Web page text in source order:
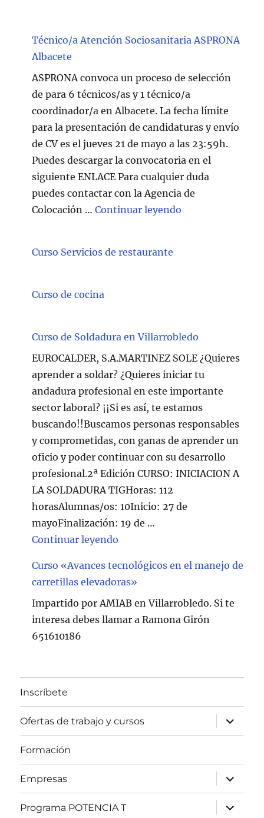
Técnico/a Atención Sociosanitaria ASPRONA
Albacete
ASPRONA convoca un proceso de selección
de para 6 técnicos/as y 1 técnico/a
coordinador/a en Albacete. La fecha límite
para la presentación de candidaturas y envío
de CV es el jueves 21 de mayo a las 23:59h.
Puedes descargar la convocatoria en el
siguiente ENLACE Para cualquier duda
puedes contactar con la Agencia de
Colocación …Continuar leyendo
Curso Servicios de restaurante
Curso de cocina
Curso de Soldadura en Villarrobledo
EUROCALDER, S.A.MARTINEZ SOLE ¿Quieres
aprender a soldar? ¿Quieres iniciar tu
andadura profesional en este importante
sector laboral? ¡¡Si es así, te estamos
buscando!!Buscamos personas responsables
y comprometidas, con ganas de aprender un
oficio y poder continuar con su desarrollo
profesional.2ª Edición CURSO: INICIACION A
LA SOLDADURA TIGHoras: 112
horasAlumnas/os: 10Inicio: 27 de
mayoFinalización: 19 de …
Continuar leyendo
Curso «Avances tecnológicos en el manejo de
carretillas elevadoras»
Impartido por AMIAB en Villarrobledo. Si te
interesa debes llamar a Ramona Girón
651610186
Inscríbete
Ofertas de trabajo y cursos
expande
el
menú
Formación
Empresas
expande
el
menú
inferior
Programa POTENCIA T
expande
el